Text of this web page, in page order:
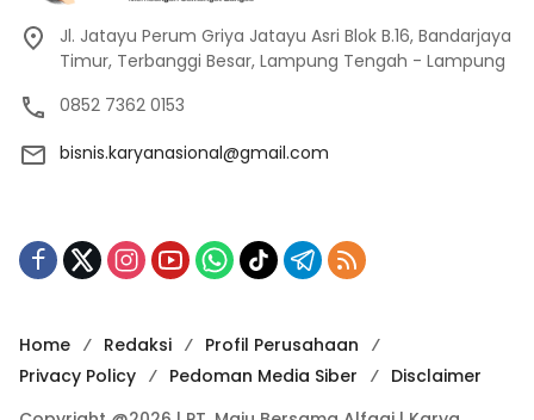
Jl. Jatayu Perum Griya Jatayu Asri Blok B.16, Bandarjaya
Timur, Terbanggi Besar, Lampung Tengah - Lampung
0852 7362 0153
bisnis.karyanasional@gmail.com
Home Redaksi
Profil Perusahaan
Privacy Policy
Pedoman Media Siber
Disclaimer